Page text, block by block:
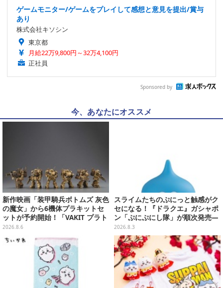
ゲームモニター/ゲームをプレイして感想と意見を提出/賞与
あり
株式会社キソシン
東京都
月給22万9,800円～32万4,100円
正社員
Sponsored by
今、あなたにオススメ
新作映画「装甲騎兵ボトムズ 灰色
の魔女」から6機体プラキットセ
ットが予約開始！「VAKIT プラト
ーン」第1弾、各部関節可動仕様
2026.8.6
スライムたちのぷにっと触感がク
セになる！『ドラクエ』ガシャポ
ン「ぷにぷにし隊」が順次発売―
全4種ではぐれメタルは固め
2026.8.3